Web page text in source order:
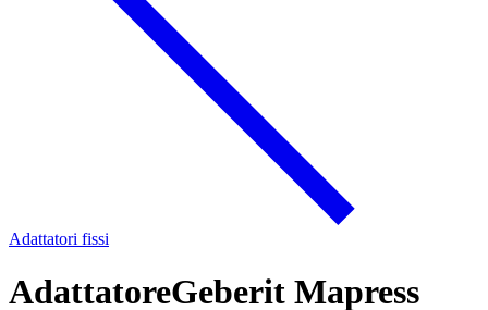
Adattatori fissi
AdattatoreGeberit Mapress